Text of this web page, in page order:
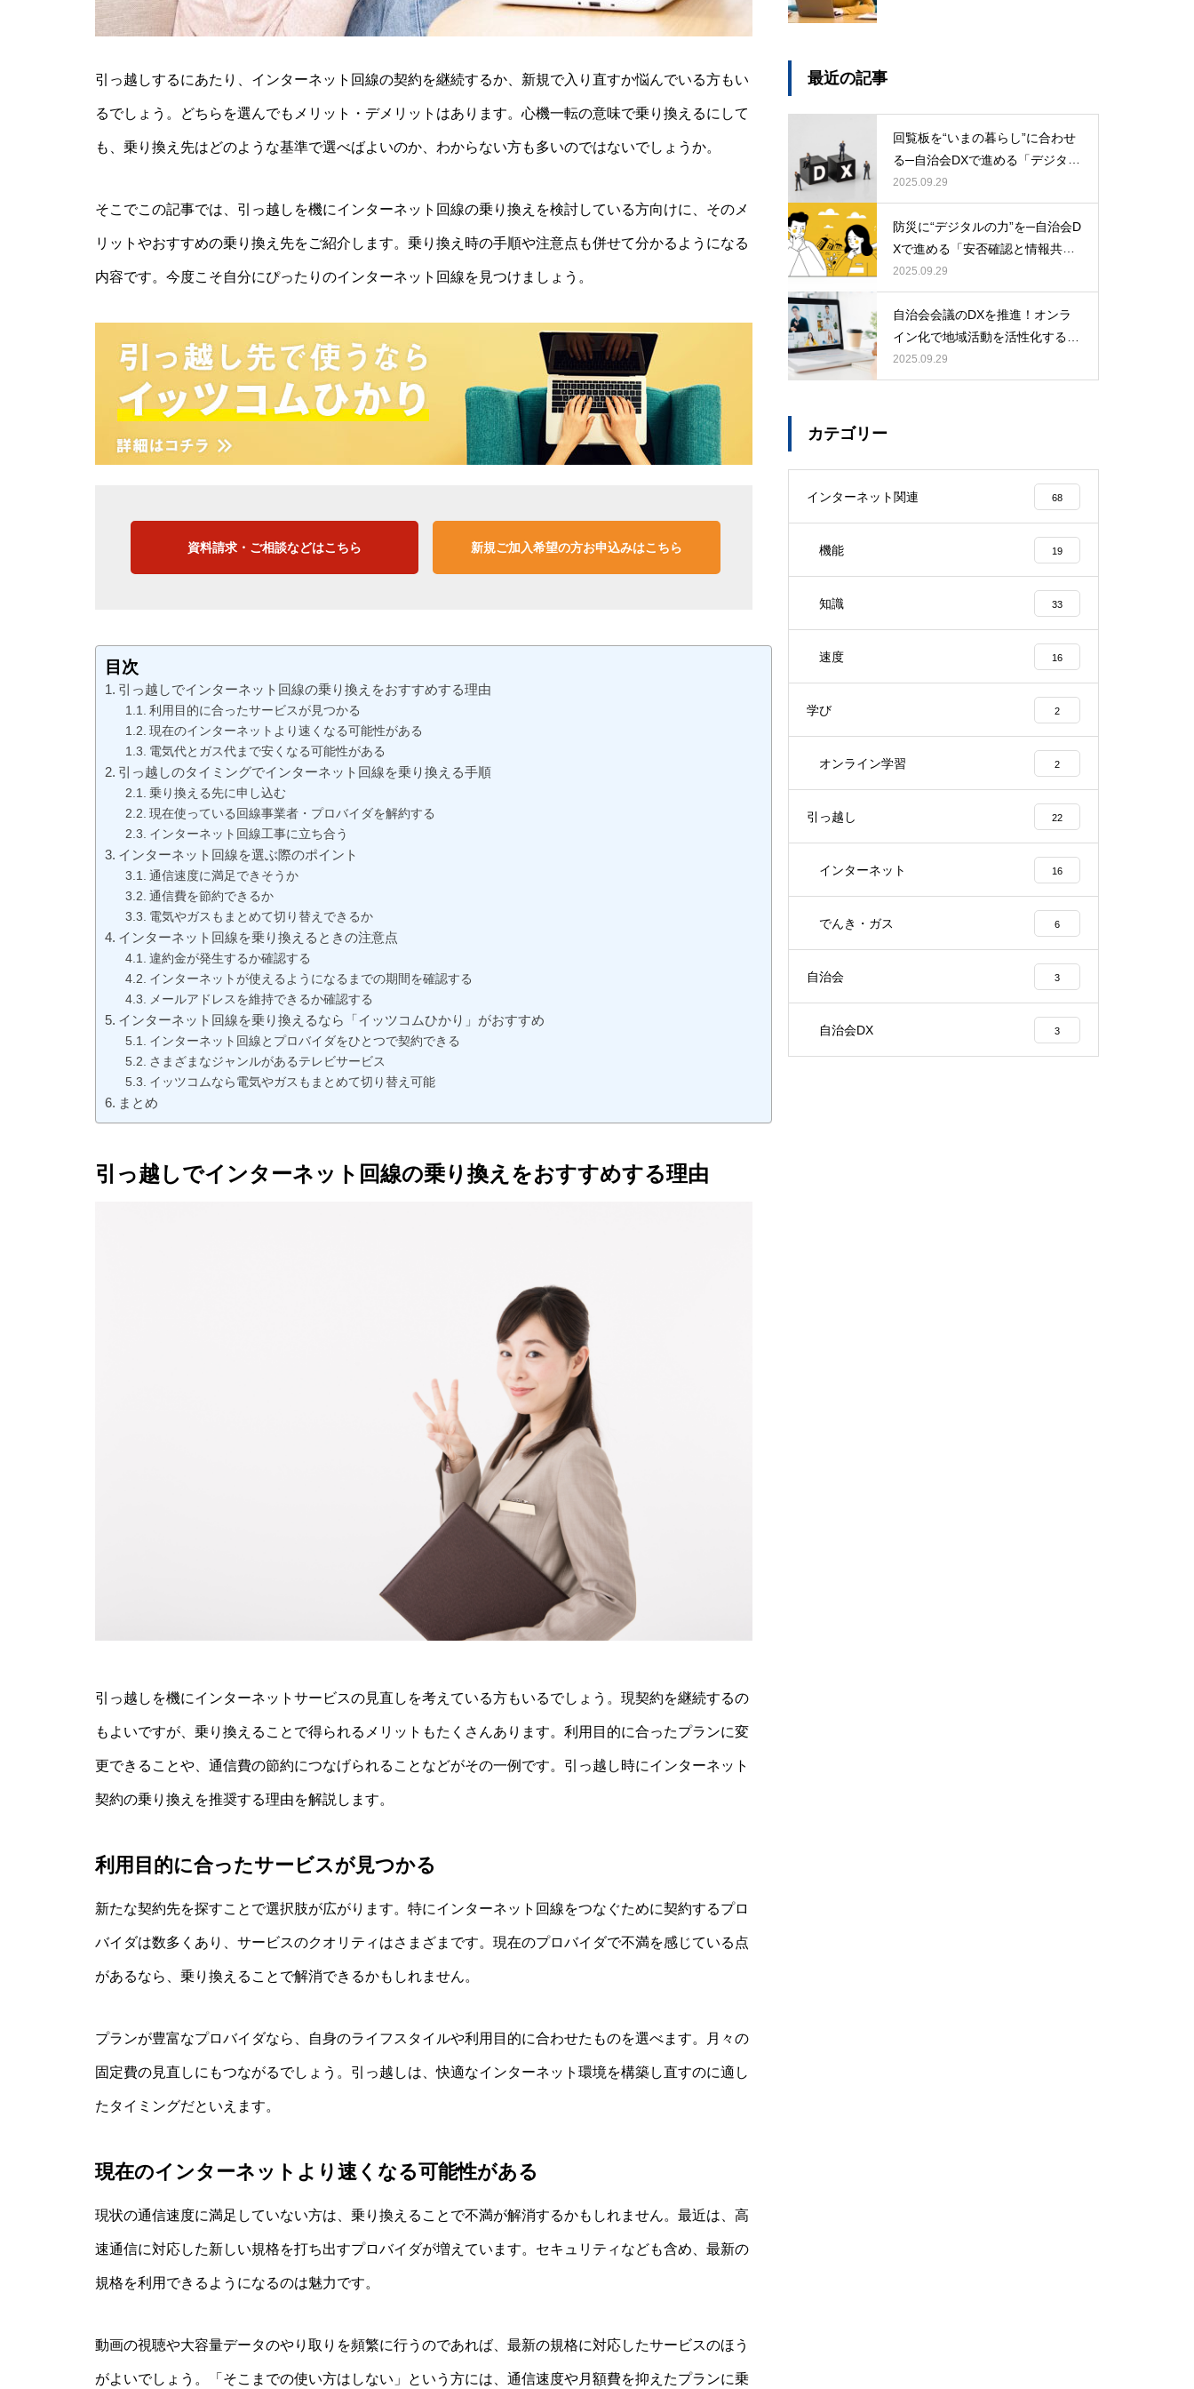
引っ越しするにあたり、インターネット回線の契約を継続するか、新規で入り直すか悩んでいる方もい
るでしょう。どちらを選んでもメリット・デメリットはあります。心機一転の意味で乗り換えるにして
も、乗り換え先はどのような基準で選べばよいのか、わからない方も多いのではないでしょうか。
そこでこの記事では、引っ越しを機にインターネット回線の乗り換えを検討している方向けに、そのメ
リットやおすすめの乗り換え先をご紹介します。乗り換え時の手順や注意点も併せて分かるようになる
内容です。今度こそ自分にぴったりのインターネット回線を見つけましょう。
資料請求・ご相談などはこちら 新規ご加入希望の方お申込みはこちら
目次
引っ越しでインターネット回線の乗り換えをおすすめする理由
利用目的に合ったサービスが見つかる
現在のインターネットより速くなる可能性がある
電気代とガス代まで安くなる可能性がある
引っ越しのタイミングでインターネット回線を乗り換える手順
乗り換える先に申し込む
現在使っている回線事業者・プロバイダを解約する
インターネット回線工事に立ち合う
インターネット回線を選ぶ際のポイント
通信速度に満足できそうか
通信費を節約できるか
電気やガスもまとめて切り替えできるか
インターネット回線を乗り換えるときの注意点
違約金が発生するか確認する
インターネットが使えるようになるまでの期間を確認する
メールアドレスを維持できるか確認する
インターネット回線を乗り換えるなら「イッツコムひかり」がおすすめ
インターネット回線とプロバイダをひとつで契約できる
さまざまなジャンルがあるテレビサービス
イッツコムなら電気やガスもまとめて切り替え可能
まとめ
引っ越しでインターネット回線の乗り換えをおすすめする理由
引っ越しを機にインターネットサービスの見直しを考えている方もいるでしょう。現契約を継続するの
もよいですが、乗り換えることで得られるメリットもたくさんあります。利用目的に合ったプランに変
更できることや、通信費の節約につなげられることなどがその一例です。引っ越し時にインターネット
契約の乗り換えを推奨する理由を解説します。
利用目的に合ったサービスが見つかる
新たな契約先を探すことで選択肢が広がります。特にインターネット回線をつなぐために契約するプロ
バイダは数多くあり、サービスのクオリティはさまざまです。現在のプロバイダで不満を感じている点
があるなら、乗り換えることで解消できるかもしれません。
プランが豊富なプロバイダなら、自身のライフスタイルや利用目的に合わせたものを選べます。月々の
固定費の見直しにもつながるでしょう。引っ越しは、快適なインターネット環境を構築し直すのに適し
たタイミングだといえます。
現在のインターネットより速くなる可能性がある
現状の通信速度に満足していない方は、乗り換えることで不満が解消するかもしれません。最近は、高
速通信に対応した新しい規格を打ち出すプロバイダが増えています。セキュリティなども含め、最新の
規格を利用できるようになるのは魅力です。
動画の視聴や大容量データのやり取りを頻繁に行うのであれば、最新の規格に対応したサービスのほう
がよいでしょう。「そこまでの使い方はしない」という方には、通信速度や月額費を抑えたプランに乗
最近の記事
回覧板を“いまの暮らし”に合わせ
る─自治会DXで進める「デジタル
回覧板」の始め方
2025.09.29
防災に“デジタルの力”を─自治会D
Xで進める「安否確認と情報共
有」の新しいかたち：地域コミュ
ニティを災害から守るためのロー
ドマップ
2025.09.29
自治会会議のDXを推進！オンラ
イン化で地域活動を活性化する詳
細ガイド
2025.09.29
カテゴリー
インターネット関連 68
機能 19
知識 33
速度 16
学び 2
オンライン学習 2
引っ越し 22
インターネット 16
でんき・ガス 6
自治会 3
自治会DX 3